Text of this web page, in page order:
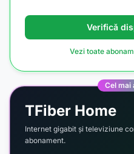
Verifică
Vezi toate
Cel mai
TFiber Home
Internet gigabit și televiziune
abonament.